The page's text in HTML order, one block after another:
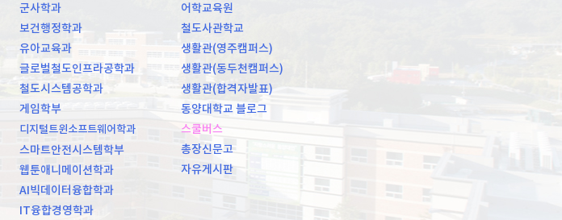
군사학과
보건행정학과
유아교육과
글로벌철도인프라공학과
철도시스템공학과
게임학부
디지털트윈소프트웨어학과
스마트안전시스템학부
웹툰애니메이션학과
AI빅데이터융합학과
IT융합경영학과
어학교육원
철도사관학교
생활관(영주캠퍼스)
생활관(동두천캠퍼스)
생활관(합격자발표)
동양대학교 블로그
스쿨버스
총장신문고
자유게시판